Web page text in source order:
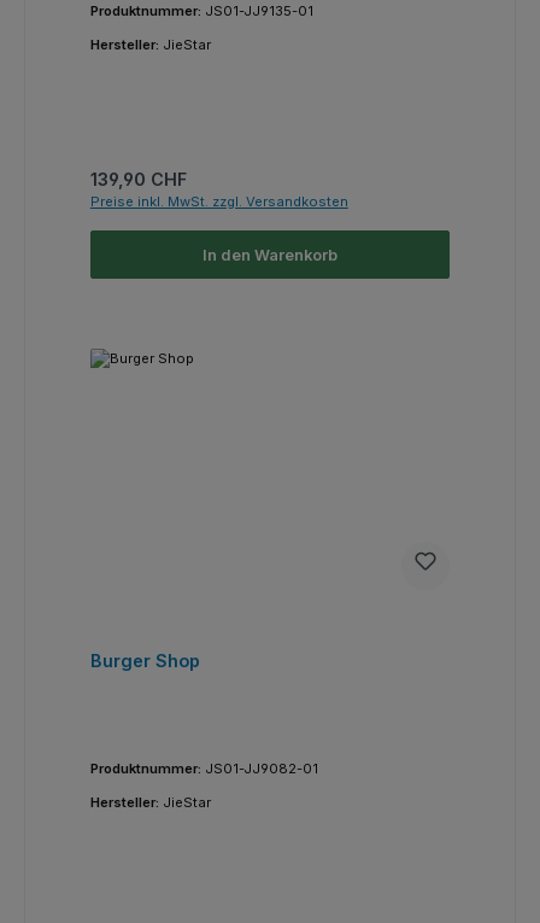
Produktnummer: JS01-JJ9135-01
Hersteller: JieStar
Regulärer Preis:
139,90 CHF
Preise inkl. MwSt. zzgl. Versandkosten
In den Warenkorb
Burger Shop
Produktnummer: JS01-JJ9082-01
Hersteller: JieStar